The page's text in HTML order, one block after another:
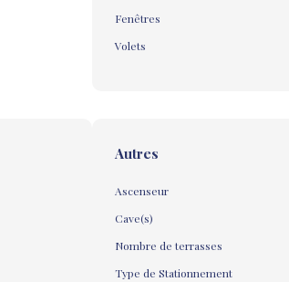
Fenêtres
Volets
Autres
Ascenseur
Cave(s)
Nombre de terrasses
Type de Stationnement